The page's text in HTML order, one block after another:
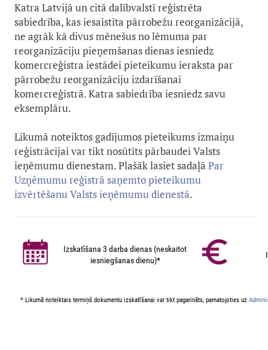
Katra Latvijā un citā dalībvalstī reģistrēta
sabiedrība, kas iesaistīta pārrobežu reorganizācijā,
ne agrāk kā divus mēnešus no lēmuma par
reorganizāciju pieņemšanas dienas iesniedz
komercreģistra iestādei pieteikumu ieraksta par
pārrobežu reorganizāciju izdarīšanai
komercreģistrā. Katra sabiedrība iesniedz savu
eksemplāru.
Likumā noteiktos gadījumos pieteikums izmaiņu
reģistrācijai var tikt nosūtīts pārbaudei Valsts
ieņēmumu dienestam. Plašāk lasiet sadaļā Par
Uzņēmumu reģistrā saņemto pieteikumu
izvērtēšanu Valsts ieņēmumu dienestā.
Izskatīšana 3 darba dienas (neskaitot
iesniegšanas dienu)*
* Likumā noteiktais termiņš dokumentu izskatīšanai var tikt pagarināts, pamatojoties uz